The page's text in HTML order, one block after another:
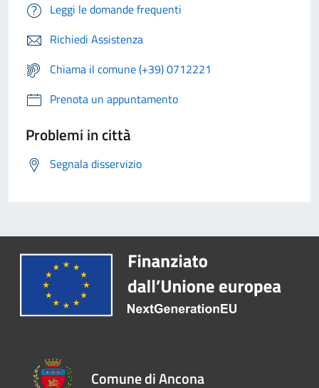
Leggi le domande frequenti
Richiedi Assistenza
Chiama il comune (+39) 0712221
Prenota un appuntamento
Problemi in città
Segnala disservizio
Comune di Ancona